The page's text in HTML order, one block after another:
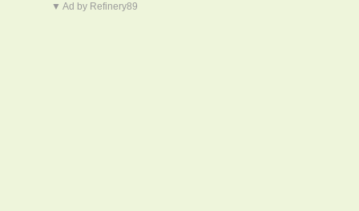
▼ Ad by Refinery89